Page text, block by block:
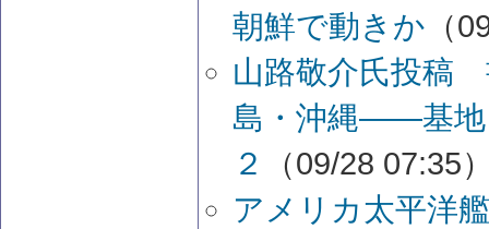
朝鮮で動きか （
山路敬介氏投
島・沖縄――基
２
（09/28 07:35
アメリカ太平洋